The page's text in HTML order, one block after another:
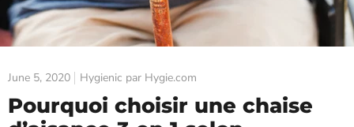
June 5, 2020 Hygienic par Hygie.com
Pourquoi choisir une chaise